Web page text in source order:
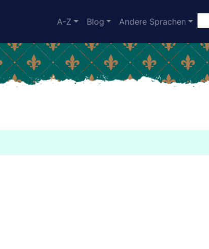
A-Z Blog Andere Sprachen